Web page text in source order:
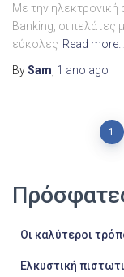
Με την ηλεκτρονική
Banking, οι πελάτες
εύκολες Read more…
BySam 1 ano ago
Paginação
conteúdos
1
Οι καλύτεροι
Ελκυστική